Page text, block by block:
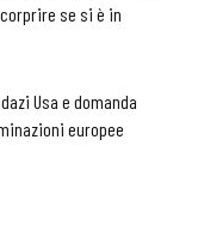
se si è in
Usa e domanda
europee